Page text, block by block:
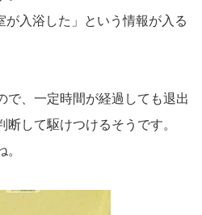
入浴した」という情報が入る
で、一定時間が経過しても退出
断して駆けつけるそうです。